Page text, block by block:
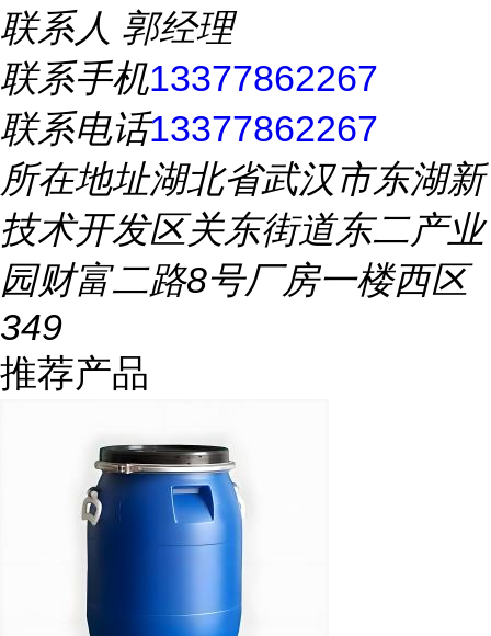
联系人 郭经理
联系手机13377862267
联系电话13377862267
所在地址湖北省武汉市东湖新
技术开发区关东街道东二产业
园财富二路8号厂房一楼西区
349
推荐产品